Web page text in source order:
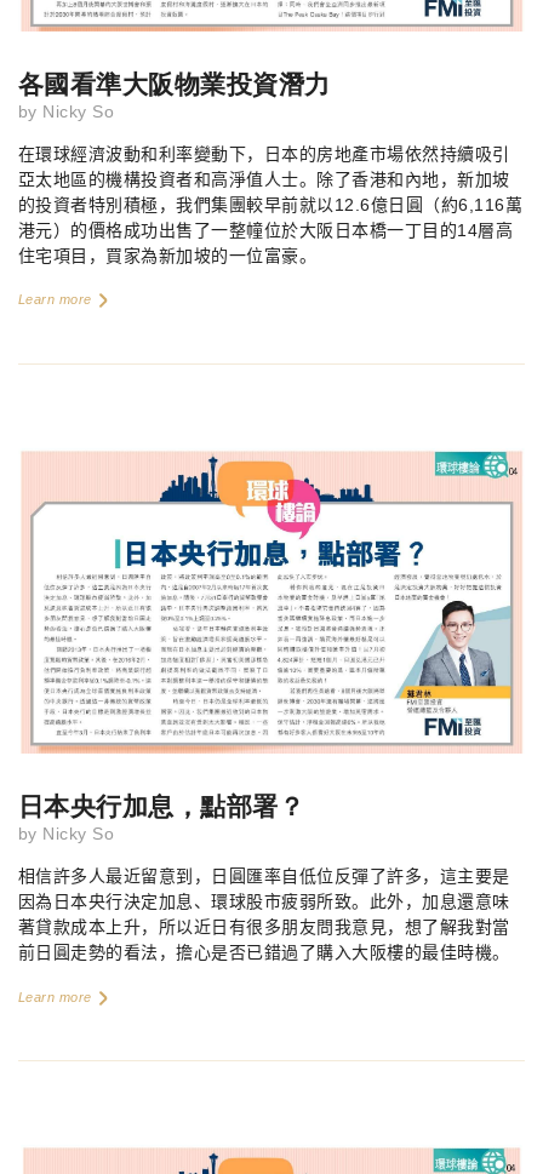
各國看準大阪物業投資潛力
by Nicky So
在環球經濟波動和利率變動下，日本的房地產市場依然持續吸引
亞太地區的機構投資者和高淨值人士。除了香港和內地，新加坡
的投資者特別積極，我們集團較早前就以 12.6億日圓（約6,116萬
港元）的價格成功出售了一整幢位於大阪日本橋一丁目的14層高
住宅項目，買家為新加坡的一位富豪。
Learn more
日本央行加息，點部署？
by Nicky So
相信許多人最近留意到，日圓匯率自低位反彈了許多，這主要是
因為日本央行決定加息、環球股市疲弱所致。此外，加息還意味
著貸款成本上升，所以近日有很多朋友問我意見，想了解我對當
前日圓走勢的看法，擔心是否已錯過了購入大阪樓的最佳時機。
Learn more